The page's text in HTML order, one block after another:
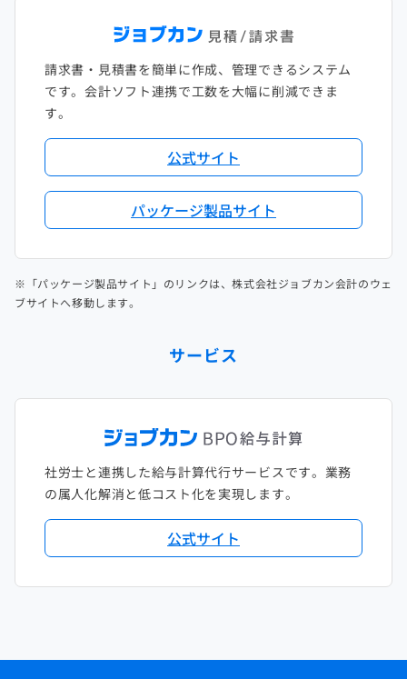
請求書・見積書を簡単に作成、管理できるシステム
です。会計ソフト連携で工数を大幅に削減できま
す。
公式サイト
パッケージ製品サイト
※「パッケージ製品サイト」のリンクは、株式会社ジョブカン会計のウェ
ブサイトへ移動します。
サービス
社労士と連携した給与計算代行サービスです。業務
の属人化解消と低コスト化を実現します。
公式サイト